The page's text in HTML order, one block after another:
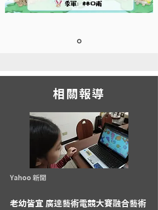
​相關報導
Yahoo 新聞
老幼皆宜 廣達藝術電競大賽融合藝術